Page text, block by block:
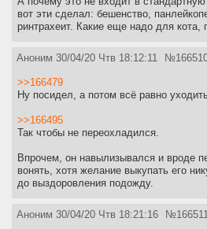
раздумываешь брать или не брать к
поздно и ты мог избежать многих
ТО состояние. Не хочу даже папку
Крепкого здоровья всем котикам в
вот эти сделал: бешенство,
ринтрахеит. Какие еще надо для кота,
Аноним 30/04/20 Чтв 18:12:11 №
>>166479
Ну посидел, а потом всё равно
>>166495
Так чтобы не переохладился.
Впрочем, он навылизывался и вроде
вонять, хотя желание выкупать его
до выздоровления подожду.
Аноним 30/04/20 Чтв 18:21:16 №